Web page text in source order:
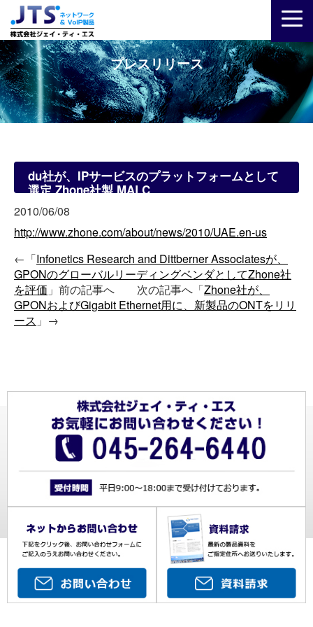
プレスリリース
du社が、IPサービスのプラットフォームとして
選定 Zhone社製 MALC
2010/06/08
http://www.zhone.com/about/news/2010/UAE.en-us
←「Infonetics Research and Dittberner Associatesが、
GPONのグローバルリーディングベンダとしてZhone社
を評価 」前の記事へ 次の記事へ「Zhone社が、
GPONおよびGigabit Ethernet用に、新製品のONTをリリ
ース 」→